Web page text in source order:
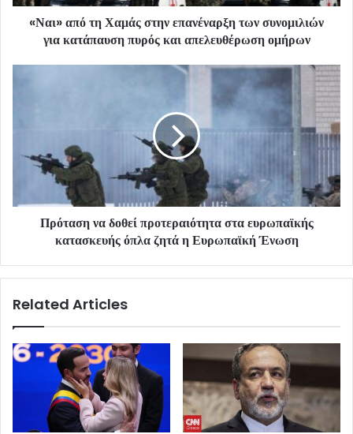
«Ναι» από τη Χαμάς στην επανέναρξη των συνομιλιών
για κατάπαυση πυρός και απελευθέρωση ομήρων
Πρόταση να δοθεί προτεραιότητα στα ευρωπαϊκής
κατασκευής όπλα ζητά η Ευρωπαϊκή Ένωση
Related Articles